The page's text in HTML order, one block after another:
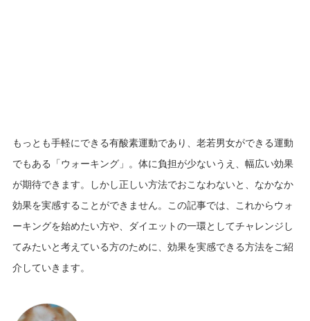
もっとも手軽にできる有酸素運動であり、老若男女ができる運動
でもある「ウォーキング」。体に負担が少ないうえ、幅広い効果
が期待できます。しかし正しい方法でおこなわないと、なかなか
効果を実感することができません。この記事では、これからウォ
ーキングを始めたい方や、ダイエットの一環としてチャレンジし
てみたいと考えている方のために、効果を実感できる方法をご紹